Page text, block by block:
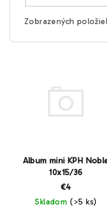
Zobrazených
Album mini KPH
10x15/36
€4
Skladom (>5 ks)